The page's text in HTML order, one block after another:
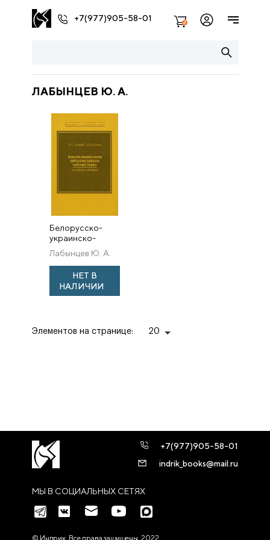
+7(977)905-58-01 2
ЛАБЫНЦЕВ Ю. А.
Белорусско-
украинско-
русская
православная
книжность
межвоенной
Польши:
Лабынцев Ю. А.
НЕТ В
НАЛИЧИИ
Элементов на странице: 20
МЫ В СОЦИАЛЬНЫХ СЕТЯХ
+7(977)905-58-01
indrik_books@mail.ru
© Индрик. Все права защищены, 2022